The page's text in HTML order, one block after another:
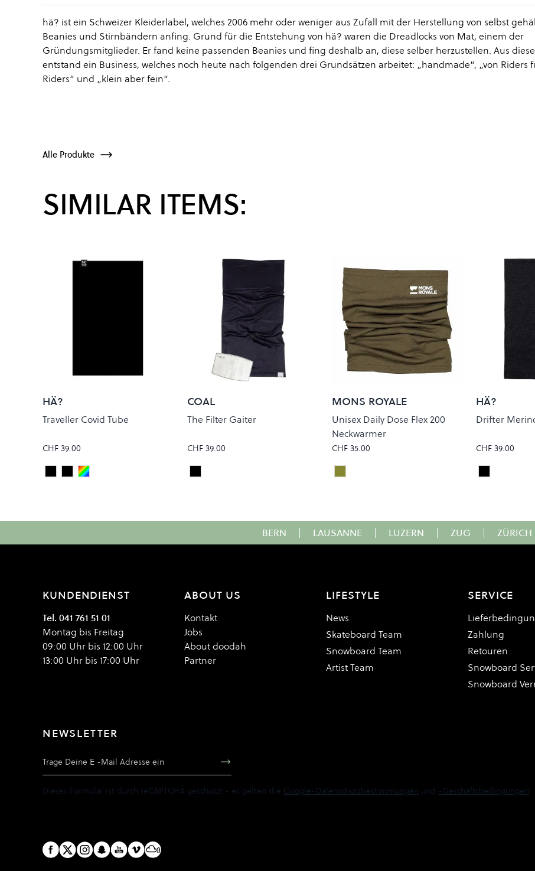
hä? ist ein Schweizer Kleiderlabel, welches 2006 mehr oder weniger aus Zufall mit der Herstellung von selbst
Beanies und Stirnbändern anfing. Grund für die Entstehung von hä? waren die Dreadlocks von Mat, einem der
Gründungsmitglieder. Er fand keine passenden Beanies und fing deshalb an, diese selber herzustellen. Aus
entstand ein Business, welches noch heute nach folgenden drei Grundsätzen arbeitet: „handmade“, „von Riders
Riders“ und „klein aber fein“.
Alle Produkte
SIMILAR ITEMS:
HÄ?
Traveller Covid Tube
CHF 39.00
Colour
BlackDark Storm
Windlip
COAL
The Filter Gaiter
CHF 39.00
Colour
Black
MONS ROYALE
Unisex Daily Dose Flex 200
Neckwarmer
CHF 35.00
Colour
Dark Olive
HÄ?
Drifter
CHF 39.00
Colour
Black
BERN | LAUSANNE | LUZERN | ZUG | ZÜRICH
KUNDENDIENST
Tel. 041 761 51 01
Montag bis Freitag
09:00 Uhr bis 12:00 Uhr
13:00 Uhr bis 17:00 Uhr
ABOUT US
Kontakt
Jobs
About doodah
Partner
LIFESTYLE
News
Skateboard Team
Snowboard Team
Artist Team
SERVICE
Zahlung
Retouren
Snowboard
Snowboard
NEWSLETTER
Dieses Formular ist durch reCAPTCHA geschützt - es gelten die Google-Datenschutzbestimmungen und -Geschäftsbedingungen.